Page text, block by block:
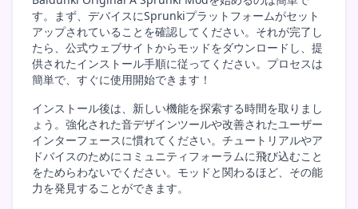
す。まず、デバイスにSprunkiプラットフォームがセット
アップされていることを確認してください。それが完了し
たら、公式ウェブサイトからモッドをダウンロードし、提
供されたインストール手順に従ってください。プロセスは
簡単で、すぐに使用開始できます！
インストール後は、新しい機能を探索する時間を取りまし
ょう。強化された音デザインツールや改善されたユーザー
インターフェースに慣れてください。チュートリアルやア
ドバイスのためにコミュニティフォーラムに飛び込むこと
をためらわないでください。モッドと関わるほど、その能
力を発見することができます。